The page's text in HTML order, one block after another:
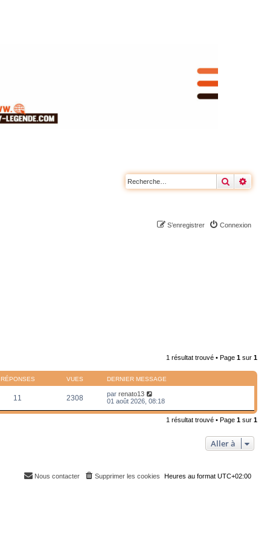
Rechercher
Connexion
S’enregistrer
1 résultat trouvé • Page1 sur1
RÉPONSES VUES DERNIER MESSAGE
11 2308 parrenato13
01 août 2026, 08:18
1 résultat trouvé • Page1 sur1
Aller à
Heures au formatUTC+02:00
Supprimer les cookies
Nous contacter